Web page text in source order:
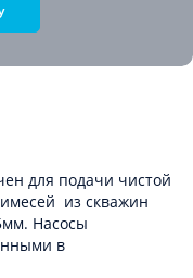
для подачи чистой
из скважин
Насосы
в